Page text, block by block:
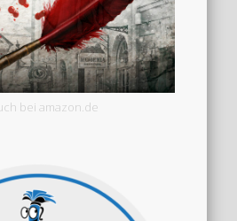
bei amazon.de